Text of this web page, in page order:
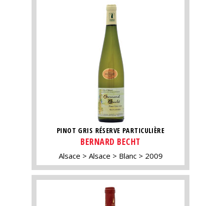
PINOT GRIS RÉSERVE PARTICULIÈRE
BERNARD BECHT
Alsace Alsace Blanc 2009